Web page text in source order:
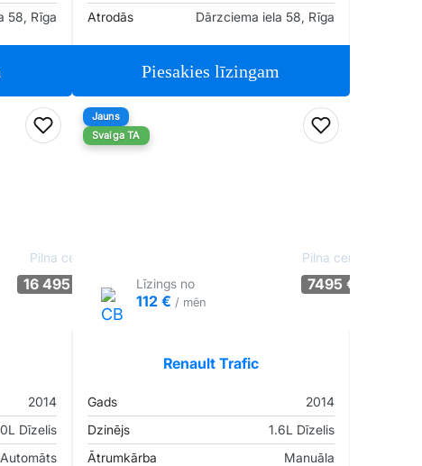
58, Rīga
Atrodās
Dārzciema iela 58, Rīga
Piesakies līzingam
Pievienot favorītiem
Pilna cena
16 495 €
2014
Dīzelis
Automāts
Pievienot
Jauns
Svaiga TA
Līzings no
112 € / mēn
Pilna cena
7495 €
Renault Trafic
Gads
2014
Dzinējs
1.6L Dīzelis
Ātrumkārba
Manuāla